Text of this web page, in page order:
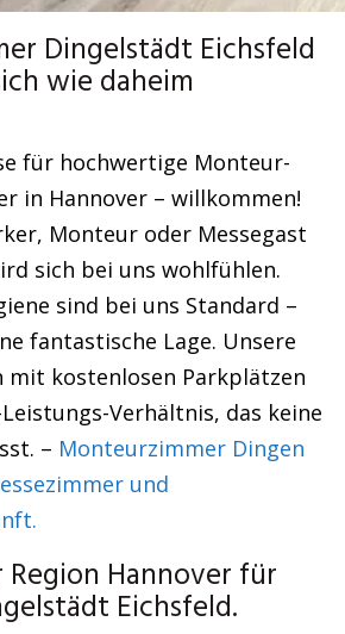
Dingelstädt Eichsfeld
wie daheim
für hochwertige Monteur-
in Hannover – willkommen!
Monteur oder Messegast
sich bei uns wohlfühlen.
sind bei uns Standard –
fantastische Lage. Unsere
kostenlosen Parkplätzen
Verhältnis, das keine
– Monteurzimmer Dingen
und
Region Hannover für
Eichsfeld.